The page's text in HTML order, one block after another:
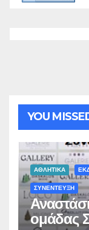
YOU
ΑΘΛΗΤΙΚΑ
ΣΥΝΕΝΤΕΥΞΗ
ομάδας